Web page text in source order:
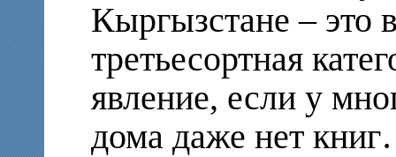
Кыргызстане – это
третьесортная
явление, если у
дома даже нет